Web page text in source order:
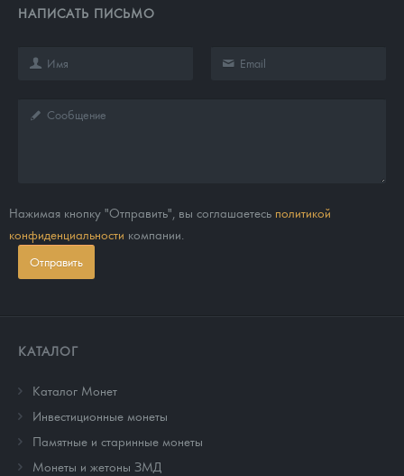
НАПИСАТЬ ПИСЬМО
Нажимая кнопку "Отправить", вы соглашаетесь политикой
конфиденциальности компании.
Отправить
КАТАЛОГ
Каталог Монет
Инвестиционные монеты
Памятные и старинные монеты
Монеты и жетоны ЗМД